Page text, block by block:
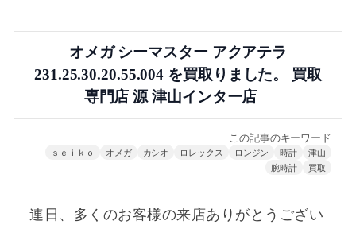
オメガ シーマスター アクアテラ
231.25.30.20.55.004 を買取りました。 買取
専門店 源 津山インター店
この記事のキーワード
ｓｅｉｋｏ オメガ カシオ ロレックス ロンジン 時計
津山
腕時計
買取
連日、多くのお客様の来店ありがとうござい